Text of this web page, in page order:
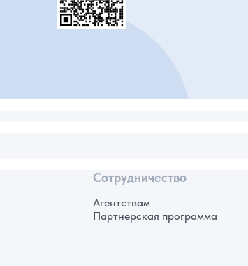
Сотрудничество
Агентствам
Партнерская программа